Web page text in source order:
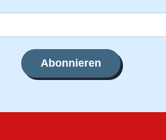
Abonnieren